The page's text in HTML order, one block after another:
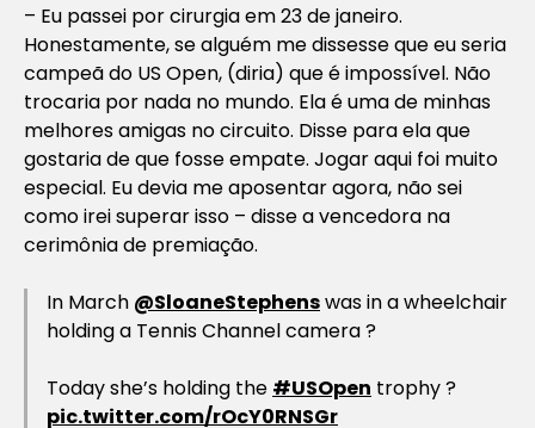
– Eu passei por cirurgia em 23 de janeiro.
Honestamente, se alguém me dissesse que eu seria
campeã do US Open, (diria) que é impossível. Não
trocaria por nada no mundo. Ela é uma de minhas
melhores amigas no circuito. Disse para ela que
gostaria de que fosse empate. Jogar aqui foi muito
especial. Eu devia me aposentar agora, não sei
como irei superar isso – disse a vencedora na
cerimônia de premiação.
In March @SloaneStephenswas in a wheelchair
holding a Tennis Channel camera ?
Today she’s holding the #USOpen trophy ?
pic.twitter.com/rOcY0RNSGr